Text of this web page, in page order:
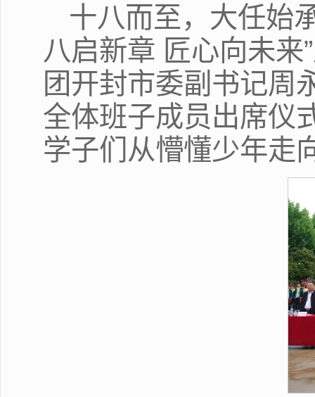
十八而至，大任始
八启新章 匠心向未
团开封市委副书记周
全体班子成员出席仪
学子们从懵懂少年走